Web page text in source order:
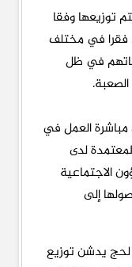
توزيعها وفقا
فقرا في مختلف
في ظل
مباشرة العمل في
لدى
الاجتماعية
إلى